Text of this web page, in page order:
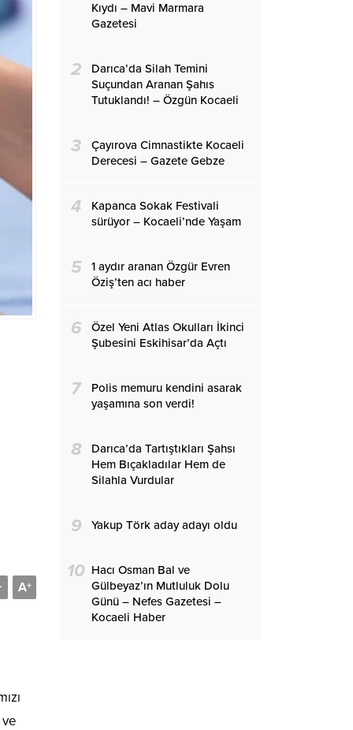
A+
-
Kıydı – Mavi Marmara
Gazetesi
2
Darıca’da Silah Temini
Suçundan Aranan Şahıs
Tutuklandı! – Özgün Kocaeli
3
Çayırova Cimnastikte Kocaeli
Derecesi – Gazete Gebze
4
Kapanca Sokak Festivali
sürüyor – Kocaeli’nde Yaşam
5
1 aydır aranan Özgür Evren
Öziş’ten acı haber
6
Özel Yeni Atlas Okulları İkinci
Şubesini Eskihisar’da Açtı
7
Polis memuru kendini asarak
yaşamına son verdi!
8
Darıca’da Tartıştıkları Şahsı
Hem Bıçakladılar Hem de
Silahla Vurdular
9 Yakup Törk aday adayı oldu
10 Hacı Osman Bal ve
Gülbeyaz’ın Mutluluk Dolu
Günü – Nefes Gazetesi –
Kocaeli Haber